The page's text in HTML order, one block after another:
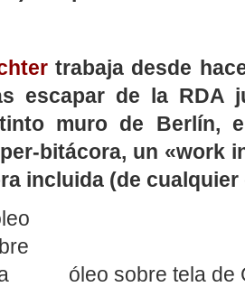
trabaja desde
escapar de la RDA
muro de Berlín,
bitácora, un «work
incluida (de
óleo sobre tela de